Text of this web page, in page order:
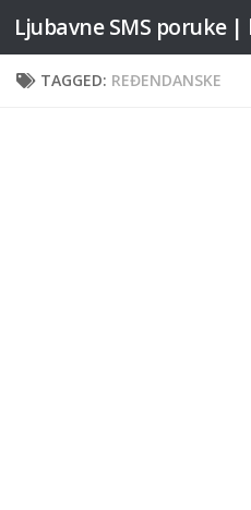
Skip to content
TAGGED: REĐENDANSKE